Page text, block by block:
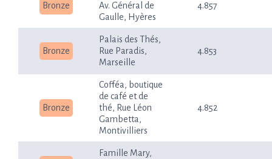
Bronze
Av. Général de
Gaulle, Hyères
4.857
Bronze
Palais des Thés,
Rue Paradis,
Marseille
4.853
Bronze
Cofféa, boutique
de café et de
thé, Rue Léon
Gambetta,
Montivilliers
4.852
Famille Mary,